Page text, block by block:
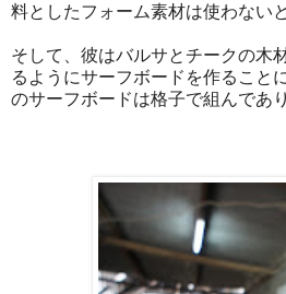
料としたフォーム素材は使わない
そして、彼はバルサとチークの木
るようにサーフボードを作ること
のサーフボードは格子で組んであ